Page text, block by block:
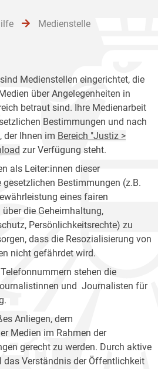
Medienstelle
Medienstellen eingerichtet, die
über Angelegenheiten in
betraut sind. Ihre Medienarbeit
Bestimmungen und nach
der Ihnen im Bereich "Justiz >
zur Verfügung steht.
als Leiter:innen dieser
Bestimmungen (z.B.
eines fairen
die Geheimhaltung,
Persönlichkeitsrechte) zu
dass die Resozialisierung von
nicht gefährdet wird.
stehen die
und Journalisten für
Anliegen, dem
Medien im Rahmen der
gerecht zu werden. Durch aktive
Verständnis der Öffentlichkeit